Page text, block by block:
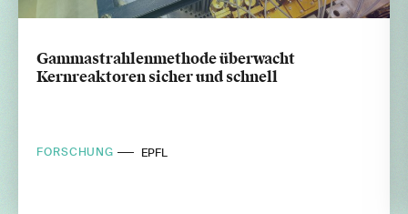
Gammastrahlenmethode überwacht
Kernreaktoren sicher und schnell
FORSCHUNG EPFL